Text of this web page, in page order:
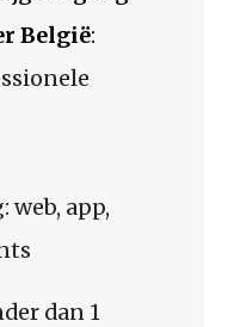
België:
app,
dan 1